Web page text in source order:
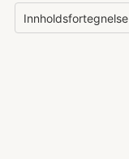
Innholdsfortegnelse